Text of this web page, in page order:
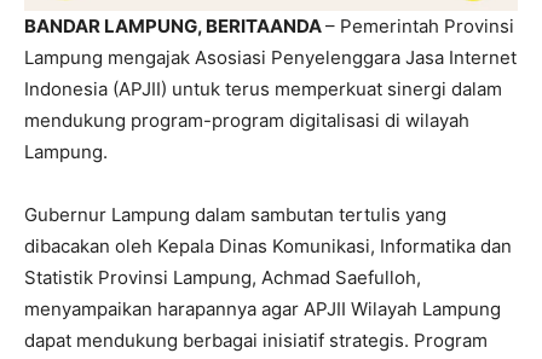
BANDAR LAMPUNG, BERITAANDA– Pemerintah Provinsi
Lampung mengajak Asosiasi Penyelenggara Jasa Internet
Indonesia (APJII) untuk terus memperkuat sinergi dalam
mendukung program-program digitalisasi di wilayah
Lampung.
Gubernur Lampung dalam sambutan tertulis yang
dibacakan oleh Kepala Dinas Komunikasi, Informatika dan
Statistik Provinsi Lampung, Achmad Saefulloh,
menyampaikan harapannya agar APJII Wilayah Lampung
dapat mendukung berbagai inisiatif strategis. Program